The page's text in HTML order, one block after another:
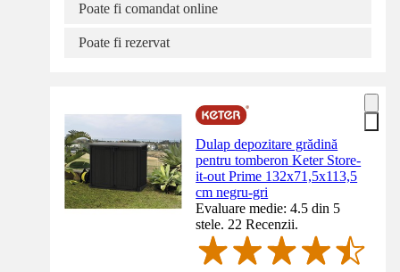
Poate fi comandat online
Poate fi rezervat
Dulap depozitare grădină
pentru tomberon Keter Store-
it-out Prime 132x71,5x113,5
cm negru-gri
Evaluare medie: 4.5 din 5
stele. 22 Recenzii.